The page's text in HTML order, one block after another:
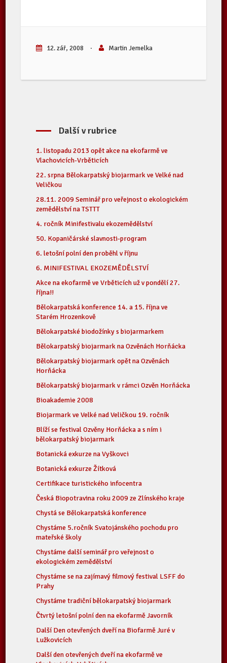
12. zář, 2008 · Martin Jemelka
Další v rubrice
1. listopadu 2013 opět akce na ekofarmě ve
Vlachovicích-Vrběticích
22. srpna Bělokarpatský biojarmark ve Velké nad
Veličkou
28.11. 2009 Seminář pro veřejnost o ekologickém
zemědělství na TSTTT
4. ročník Minifestivalu ekozemědělství
50. Kopaničárské slavnosti-program
6. letošní polní den proběhl v říjnu
6. MINIFESTIVAL EKOZEMĚDĚLSTVÍ
Akce na ekofarmě ve Vrběticích už v pondělí 27.
října!!
Bělokarpatská konference 14. a 15. října ve
Starém Hrozenkově
Bělokarpatské biodožínky s biojarmarkem
Bělokarpatský biojarmark na Ozvěnách Horňácka
Bělokarpatský biojarmark opět na Ozvěnách
Horňácka
Bělokarpatský biojarmark v rámci Ozvěn Horňácka
Bioakademie 2008
Biojarmark ve Velké nad Veličkou 19. ročník
Blíží se festival Ozvěny Horňácka a s ním i
bělokarpatský biojarmark
Botanická exkurze na Vyškovci
Botanická exkurze Žítková
Certifikace turistického infocentra
Česká Biopotravina roku 2009 ze Zlínského kraje
Chystá se Bělokarpatská konference
Chystáme 5.ročník Svatojánského pochodu pro
mateřské školy
Chystáme další seminář pro veřejnost o
ekologickém zemědělství
Chystáme se na zajímavý filmový festival LSFF do
Prahy
Chystáme tradiční bělokarpatský biojarmark
Čtvrtý letošní polní den na ekofarmě Javorník
Další Den otevřených dveří na Biofarmě Juré v
Lužkovicích
Další den otevřených dveří na ekofarmě ve